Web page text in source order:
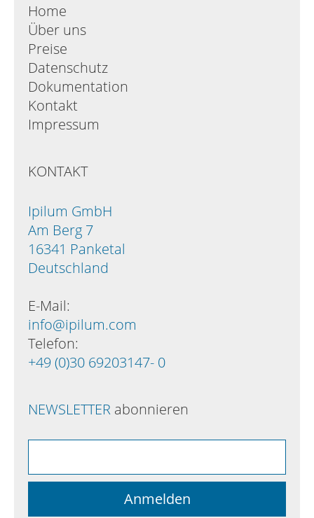
Home
Über uns
Preise
Datenschutz
Dokumentation
Kontakt
Impressum
KONTAKT
Ipilum GmbH
Am Berg 7
16341 Panketal
Deutschland
E-Mail:
info@ipilum.com
Telefon:
+49 (0)30 69203147- 0
NEWSLETTER abonnieren